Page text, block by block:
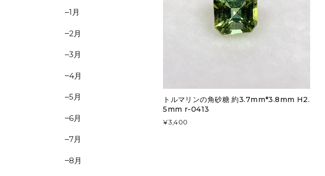
1月
2月
3月
4月
5月
6月
7月
8月
トルマリンの角砂糖 約3.7mm*3.8mm H2.
5mm r-0413
¥3,400